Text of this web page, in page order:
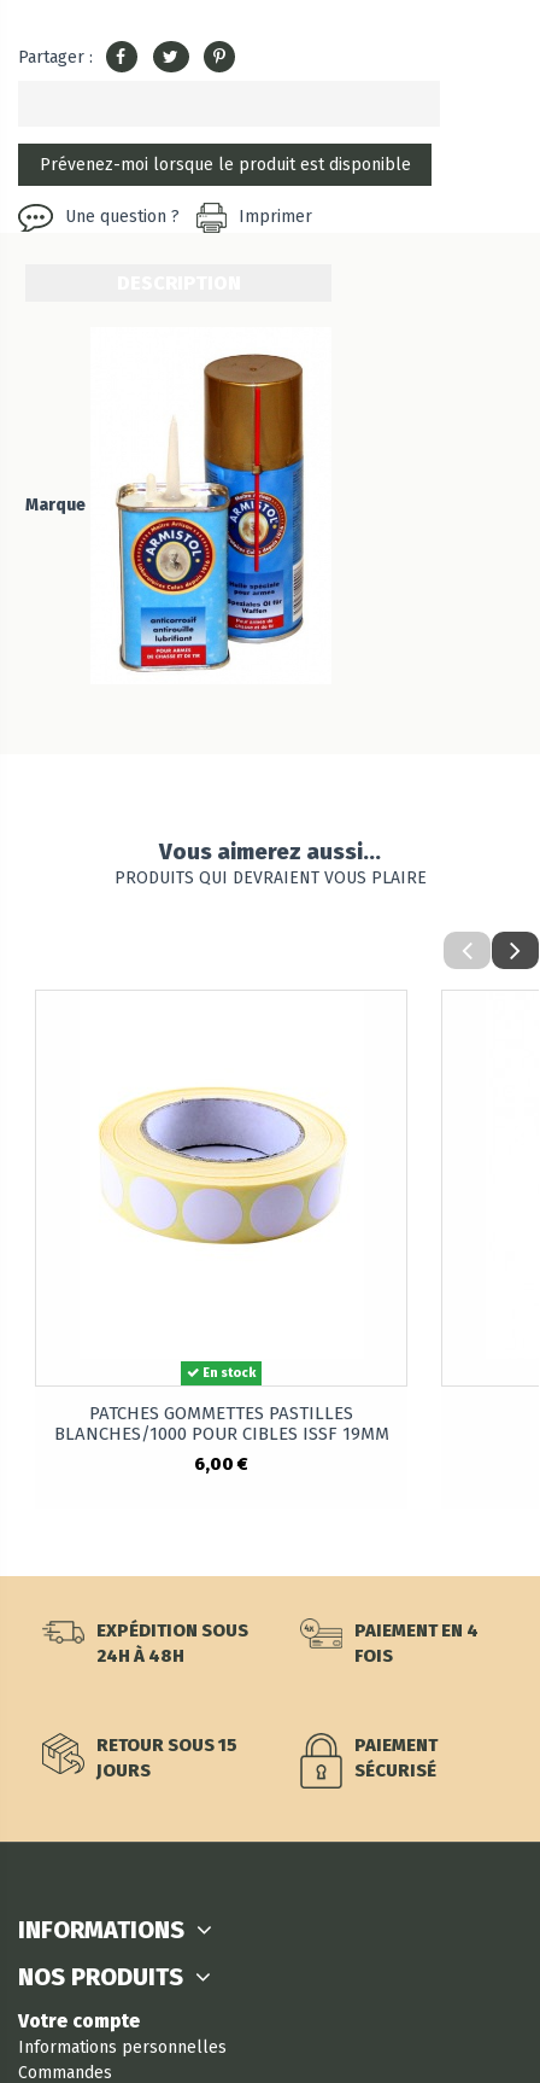
Partager :
Une question ? Imprimer
Marque
Vous aimerez aussi...
PRODUITS QUI DEVRAIENT VOUS PLAIRE
En stock
PATCHES GOMMETTES PASTILLES
BLANCHES/1000 POUR CIBLES ISSF 19MM
6,00 €
EXPÉDITION SOUS
24H À 48H
PAIEMENT EN 4
FOIS
RETOUR SOUS 15
JOURS
PAIEMENT
SÉCURISÉ
INFORMATIONS
NOS PRODUITS
Votre compte
Informations personnelles
Commandes